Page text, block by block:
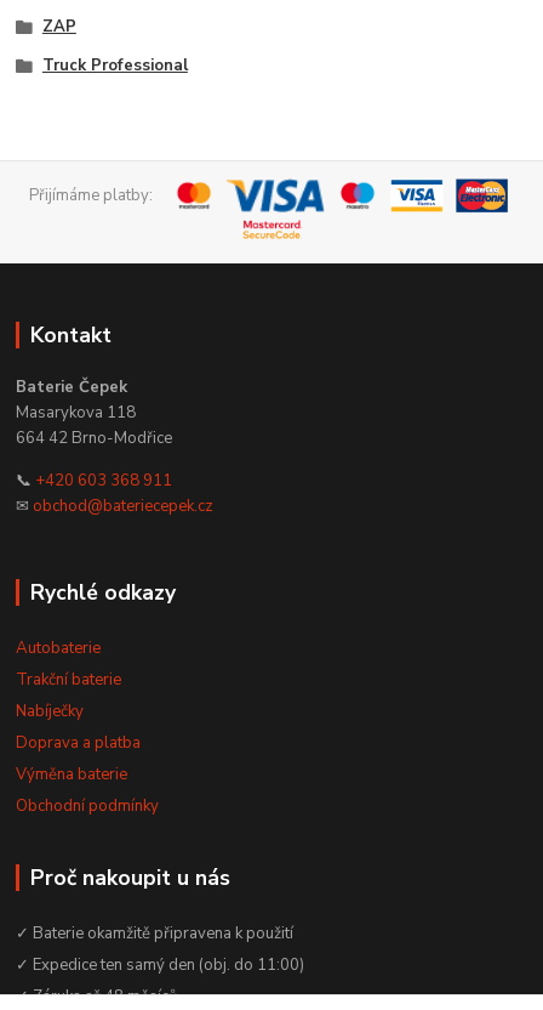
ZAP
Truck Professional
Přijímáme platby:
Kontakt
Baterie Čepek
Masarykova 118
664 42 Brno-Modřice
📞 +420 603 368 911
✉ obchod@bateriecepek.cz
Rychlé odkazy
Autobaterie
Trakční baterie
Nabíječky
Doprava a platba
Výměna baterie
Obchodní podmínky
Proč nakoupit u nás
✓ Baterie okamžitě připravena k použití
✓ Expedice ten samý den (obj. do 11:00)
✓ Záruka až 48 měsíců